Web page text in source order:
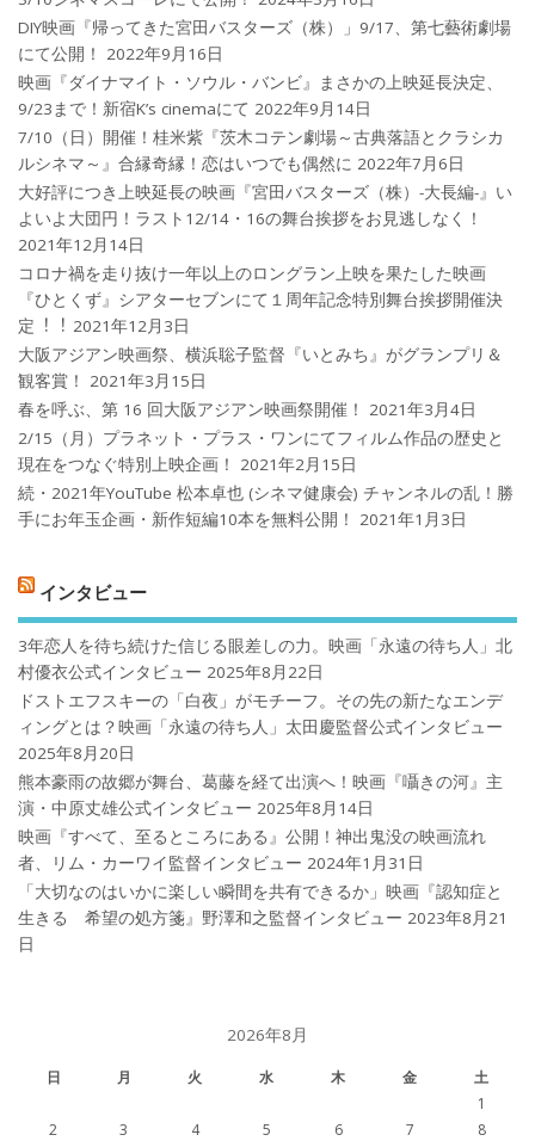
DIY映画『帰ってきた宮田バスターズ（株）」9/17、第七藝術劇場
にて公開！
2022年9月16日
映画『ダイナマイト・ソウル・バンビ』まさかの上映延長決定、
9/23まで！新宿K’s cinemaにて 2022年9月14日
7/10（日）開催！桂米紫『茨木コテン劇場～古典落語とクラシカ
ルシネマ～』合縁奇縁！恋はいつでも偶然に 2022年7月6日
大好評につき上映延長の映画『宮田バスターズ（株）-大長編-』い
よいよ大団円！ラスト12/14・16の舞台挨拶をお見逃しなく！
2021年12月14日
コロナ禍を⾛り抜け⼀年以上のロングラン上映を果たした映画
『ひとくず』シアターセブンにて１周年記念特別舞台挨拶開催決
定︕︕ 2021年12月3日
大阪アジアン映画祭、横浜聡子監督『いとみち』がグランプリ＆
観客賞！
2021年3月15日
春を呼ぶ、第 16 回大阪アジアン映画祭開催！
2021年3月4日
2/15（月）プラネット・プラス・ワンにてフィルム作品の歴史と
現在をつなぐ特別上映企画！
2021年2月15日
続・2021年YouTube 松本卓也 (シネマ健康会) チャンネルの乱！勝
手にお年玉企画・新作短編10本を無料公開！
2021年1月3日
インタビュー
3年恋人を待ち続けた信じる眼差しの力。映画「永遠の待ち人」北
村優衣公式インタビュー 2025年8月22日
ドストエフスキーの「白夜」がモチーフ。その先の新たなエンデ
ィングとは？映画「永遠の待ち人」太田慶監督公式インタビュー
2025年8月20日
熊本豪雨の故郷が舞台、葛藤を経て出演へ！映画『囁きの河』主
演・中原丈雄公式インタビュー 2025年8月14日
映画『すべて、至るところにある』公開！神出鬼没の映画流れ
者、リム・カーワイ監督インタビュー 2024年1月31日
「大切なのはいかに楽しい瞬間を共有できるか」映画『認知症と
生きる 希望の処方箋』野澤和之監督インタビュー 2023年8月21
日
2026年8月
日 月 火 水 木 金
土
1
2
3 4 5 6 7
8